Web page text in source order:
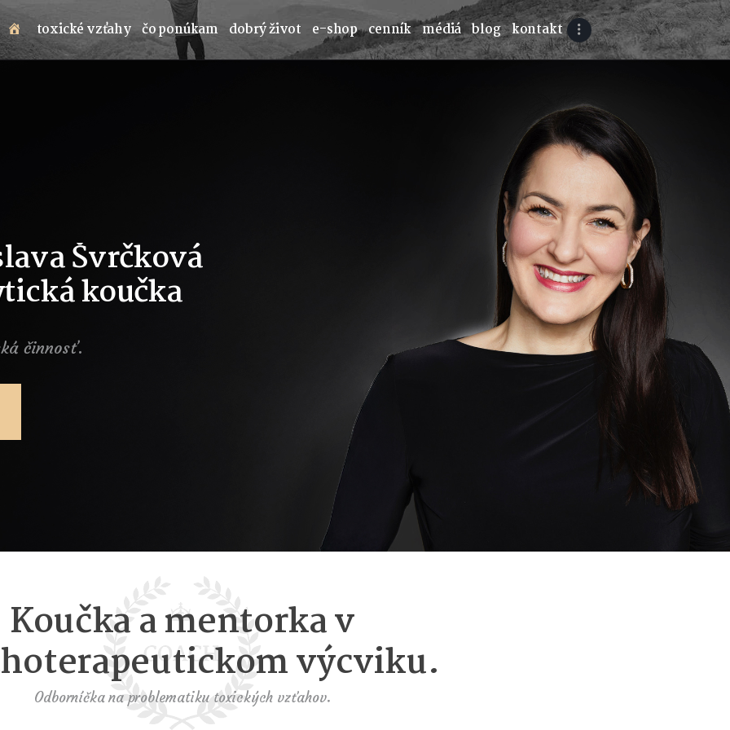
toxické vzťahy čo ponúkam dobrý život e-shop cenník médiá blog kontakt
Švrčková
koučka
činnosť.
Koučka a mentorka v
výcviku.
Odborníčka na problematiku toxických vzťahov.